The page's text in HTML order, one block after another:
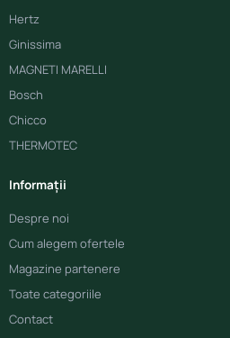
Hertz
Ginissima
MAGNETI MARELLI
Bosch
Chicco
THERMOTEC
Informații
Despre noi
Cum alegem ofertele
Magazine partenere
Toate categoriile
Contact